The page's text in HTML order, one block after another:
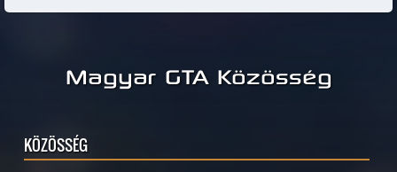
Magyar GTA Közösség
KÖZÖSSÉG